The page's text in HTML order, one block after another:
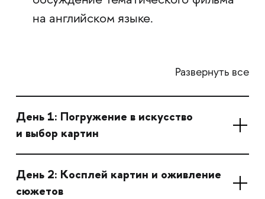
на английском языке.
Развернуть все
День 1: Погружение в искусство
и выбор картин
День 2: Косплей картин и оживление
сюжетов